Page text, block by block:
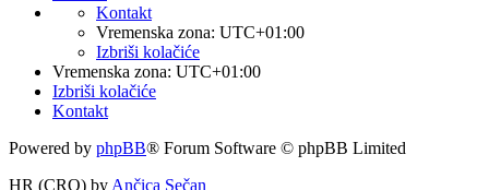
Kontakt
Vremenska zona: UTC+01:00
Izbriši kolačiće
Vremenska zona: UTC+01:00
Izbriši kolačiće
Kontakt
Powered by phpBB® Forum Software © phpBB Limited
HR (CRO) by Ančica Sečan